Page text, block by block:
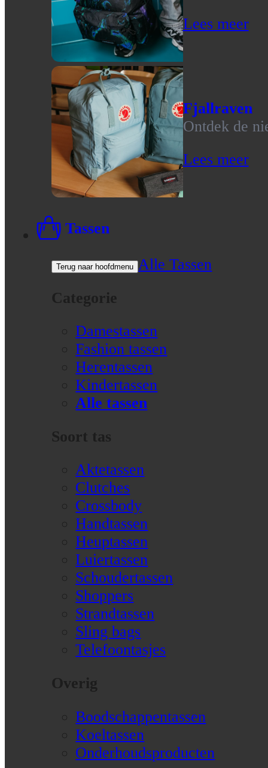
Lees meer
Fjallraven
Ontdek de
Lees meer
Tassen
Terug naar hoofdmenu Alle Tassen
Categorie
Damestassen
Fashion tassen
Herentassen
Kindertassen
Alle tassen
Soort tas
Aktetassen
Clutches
Crossbody
Handtassen
Heuptassen
Luiertassen
Schoudertassen
Shoppers
Strandtassen
Sling bags
Telefoontasjes
Overig
Boodschappentassen
Koeltassen
Onderhoudsproducten